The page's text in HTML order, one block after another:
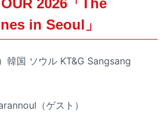
2026「The
in Seoul」
韓国 ソウル KT&G Sangsang
（ゲスト）